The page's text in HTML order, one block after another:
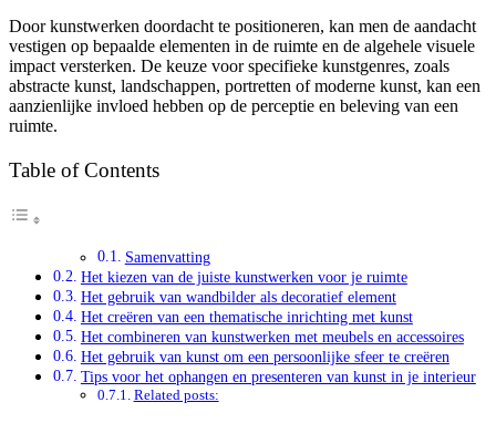
Door kunstwerken doordacht te positioneren, kan men de aandacht
vestigen op bepaalde elementen in de ruimte en de algehele visuele
impact versterken. De keuze voor specifieke kunstgenres, zoals
abstracte kunst, landschappen, portretten of moderne kunst, kan een
aanzienlijke invloed hebben op de perceptie en beleving van een
ruimte.
Table of Contents
Samenvatting
Het kiezen van de juiste kunstwerken voor je ruimte
Het gebruik van wandbilder als decoratief element
Het creëren van een thematische inrichting met kunst
Het combineren van kunstwerken met meubels en accessoires
Het gebruik van kunst om een persoonlijke sfeer te creëren
Tips voor het ophangen en presenteren van kunst in je interieur
Related posts: